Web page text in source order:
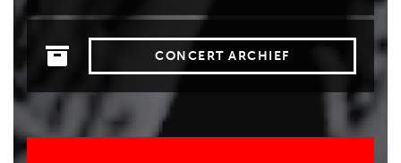
CONCERT ARCHIEF